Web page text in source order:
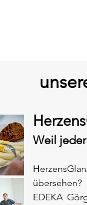
Weil
EDEKA